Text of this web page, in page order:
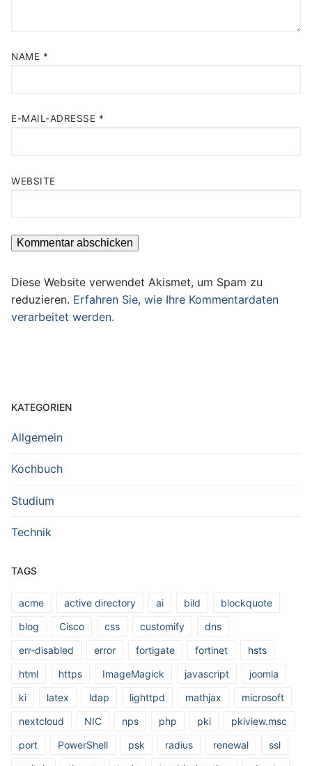
NAME *
E-MAIL-ADRESSE *
WEBSITE
Diese Website verwendet Akismet, um Spam zu
reduzieren. Erfahren Sie, wie Ihre Kommentardaten
verarbeitet werden.
KATEGORIEN
Allgemein
Kochbuch
Studium
Technik
TAGS
acme active directory ai bild
blockquote
blog
Cisco css customify
dns
err-disabled
error fortigate fortinet
hsts
html
https ImageMagick javascript
joomla
ki
latex ldap lighttpd mathjax
microsoft
nextcloud
NIC nps php pki
pkiview.msc
port
PowerShell psk radius renewal
ssl